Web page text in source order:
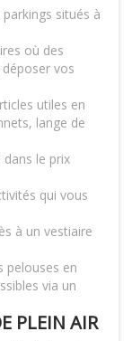
situés à
où des
vos
utiles en
lange de
le prix
qui vous
à un vestiaire
pelouses en
via un
PLEIN AIR